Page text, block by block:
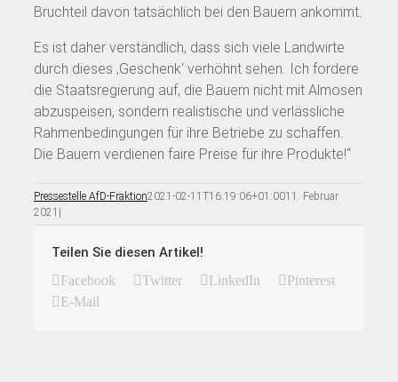
Bruchteil davon tatsächlich bei den Bauern ankommt.
Es ist daher verständlich, dass sich viele Landwirte
durch dieses ‚Geschenk‘ verhöhnt sehen. Ich fordere
die Staatsregierung auf, die Bauern nicht mit Almosen
abzuspeisen, sondern realistische und verlässliche
Rahmenbedingungen für ihre Betriebe zu schaffen.
Die Bauern verdienen faire Preise für ihre Produkte!“
Pressestelle AfD-Fraktion2021-02-11T16:19:06+01:0011. Februar
2021 |
Teilen Sie diesen Artikel!
Facebook Twitter LinkedIn
Pinterest
E-Mail